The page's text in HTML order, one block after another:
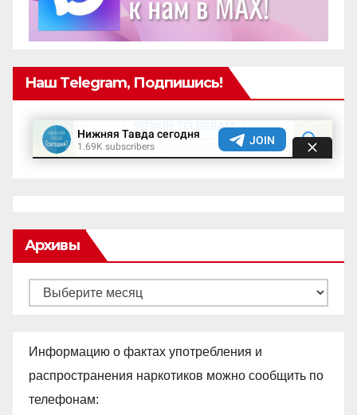
Наш Telegram, Подпишись!
Архивы
Архивы
Информацию о фактах употребления и
распространения наркотиков можно сообщить по
телефонам: